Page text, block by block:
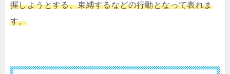
握しようとする、束縛するなどの行動となって表れま
す。